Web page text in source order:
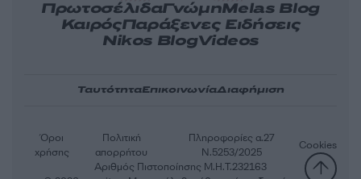
ΠρωτοσέλιδαΓνώμηMelas Blog
ΚαιρόςΠαράξενες Ειδήσεις
Nikos BlogVideos
ΤαυτότηταΕπικοινωνίαΔιαφήμιση
Αριθμός Πιστοποίησης Μ.Η.Τ.232163
Όροι
χρήσης
Πολιτική
απορρήτου
Πληροφορίες α.27
Ν.5253/2025
Cookies